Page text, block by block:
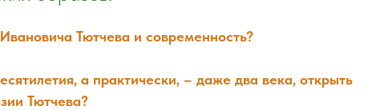
Тютчева и современность?
а практически, – даже два века, открыть
Тютчева?